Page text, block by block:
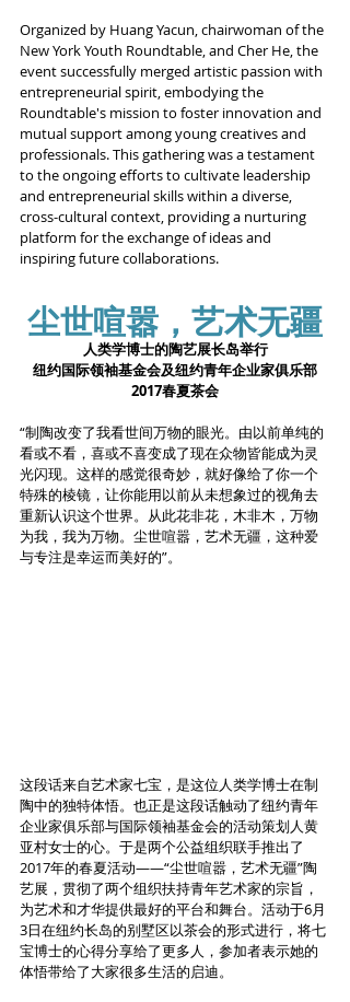
Organized by Huang Yacun, chairwoman of the
New York Youth Roundtable, and Cher He, the
event successfully merged artistic passion with
entrepreneurial spirit, embodying the
Roundtable's mission to foster innovation and
mutual support among young creatives and
professionals. This gathering was a testament
to the ongoing efforts to cultivate leadership
and entrepreneurial skills within a diverse,
cross-cultural context, providing a nurturing
platform for the exchange of ideas and
inspiring future collaborations.
尘世喧嚣，艺术无疆
人类学博士的陶艺展长岛举行
纽约国际领袖基金会及纽约青年企业家俱乐部
2017春夏茶会
“制陶改变了我看世间万物的眼光。由以前单纯的
看或不看，喜或不喜变成了现在众物皆能成为灵
光闪现。这样的感觉很奇妙，就好像给了你一个
特殊的棱镜，让你能用以前从未想象过的视角去
重新认识这个世界。从此花非花，木非木，万物
为我，我为万物。尘世喧嚣，艺术无疆，这种爱
与专注是幸运而美好的”。
这段话来自艺术家七宝，是这位人类学博士在制
陶中的独特体悟。也正是这段话触动了纽约青年
企业家俱乐部与国际领袖基金会的活动策划人黄
亚村女士的心。于是两个公益组织联手推出了
2017年的春夏活动——“尘世喧嚣，艺术无疆”陶
艺展，贯彻了两个组织扶持青年艺术家的宗旨，
为艺术和才华提供最好的平台和舞台。活动于6月
3日在纽约长岛的别墅区以茶会的形式进行，将七
宝博士的心得分享给了更多人，参加者表示她的
体悟带给了大家很多生活的启迪。